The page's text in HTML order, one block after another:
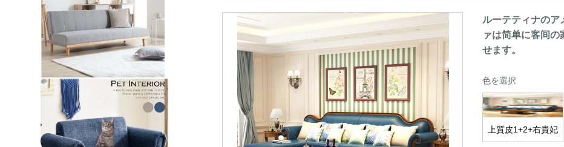
组み合わせます。
ルーテティナのア
ァは简单に客间
せます。
色を選択
上質皮1+2+右貴妃